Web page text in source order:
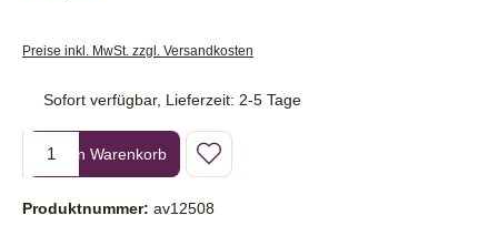
Preise inkl. MwSt. zzgl. Versandkosten
Sofort verfügbar, Lieferzeit: 2-5 Tage
Produkt Anzahl: Gib den gewünschten Wert ein oder benutze die
In den Warenkorb
Produktnummer: av12508